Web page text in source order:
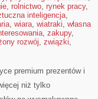
, rolnictwo, rynek pracy,
inteligencja,
, wiara, wiatraki, własna
, zakupy,
rozwój, związki,
premium prezentów i
niż tylko